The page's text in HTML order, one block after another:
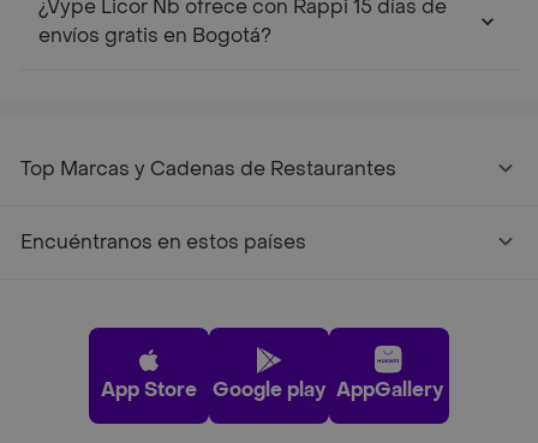
¿Vype Licor Nb ofrece con Rappi 15 días de
envíos gratis en Bogotá?
Top Marcas y Cadenas de Restaurantes
Encuéntranos en estos países
App Store Google play AppGallery